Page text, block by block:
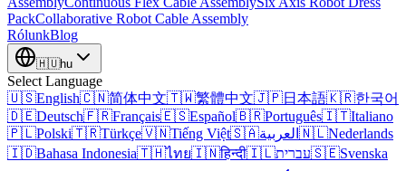
PackCollaborative Robot Cable Assembly
RólunkBlog
🇭🇺hu
Select Language
🇺🇸English🇨🇳简体中文🇹🇼繁體中文🇯🇵日本語🇰🇷한국어
🇩🇪Deutsch🇫🇷Français🇪🇸Español🇧🇷Português🇮🇹Italiano
🇵🇱Polski🇹🇷Türkçe🇻🇳Tiếng Việt🇸🇦العربية 🇳🇱Nederlands
🇮🇩Bahasa Indonesia🇹🇭ไทย🇮🇳हिन्दी🇮🇱עברית🇸🇪Svenska